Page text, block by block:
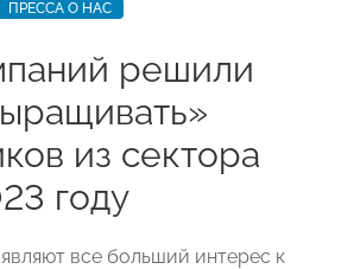
ПРЕССА О НАС
решили
из сектора
году
все больший интерес к